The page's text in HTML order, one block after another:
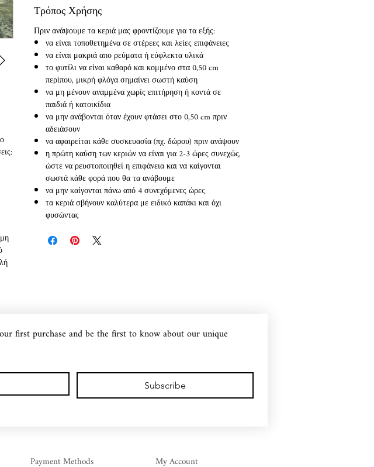
Τρόπος Χρήσης
Πριν ανάψουμε τα κεριά μας φροντίζουμε για τα εξής:
να είναι τοποθετημένα σε στέρεες και λείες επιφάνειες
να είναι μακριά απο ρεύματα ή εύφλεκτα υλικά
το φυτίλι να είναι καθαρό και κομμένο στα 0,50 cm
περίπου, μικρή φλόγα σημαίνει σωστή καύση
να μη μένουν αναμμένα χωρίς επιτήρηση ή κοντά σε
παιδιά ή κατοικίδια
να μην ανάβονται όταν έχουν φτάσει στο 0,50 cm πριν
αδειάσουν
να αφαιρείται κάθε συσκευασία (πχ. δώρου) πριν ανάψουν
η πρώτη καύση των κεριών να είναι για 2-3 ώρες συνεχώς,
ώστε να ρευστοποιηθεί η επιφάνεια και να καίγονται
σωστά κάθε φορά που θα τα ανάβουμε
να μην καίγονται πάνω από 4 συνεχόμενες ώρες
τα κεριά σβήνουν καλύτερα με ειδικό καπάκι και όχι
φυσώντας
first purchase and be the first to know about our unique
Subscribe
Payment Methods My Account